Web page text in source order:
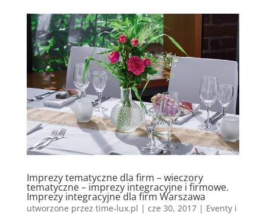
Imprezy tematyczne dla firm – wieczory
tematyczne – imprezy integracyjne i firmowe.
Imprezy integracyjne dla firm Warszawa
utworzone przez time-lux.pl | cze 30, 2017| Eventy i